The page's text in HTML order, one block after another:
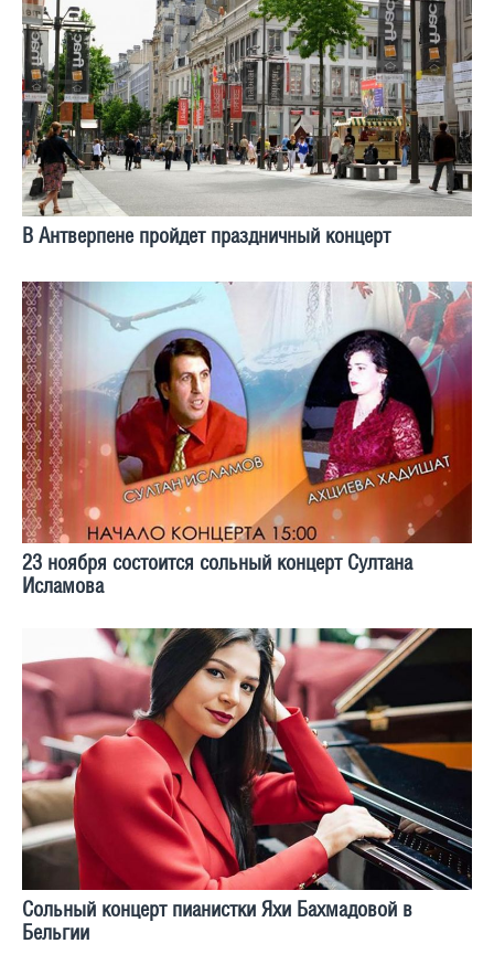
В Антверпене пройдет праздничный концерт
23 ноября состоится сольный концерт Султaнa
Ислaмовa
Сольный концерт пианистки Яхи Бахмадовой в
Бельгии